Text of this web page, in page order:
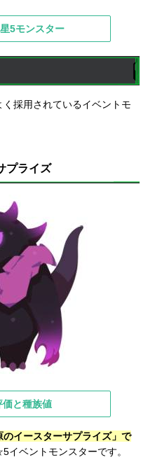
5モンスター
採用されているイベントモ
プライズ
と種族値
のイースターサプライズ」で
イベントモンスターです。